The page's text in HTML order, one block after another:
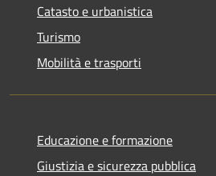
Catasto e urbanistica
Turismo
Mobilità e trasporti
Educazione e formazione
Giustizia e sicurezza pubblica